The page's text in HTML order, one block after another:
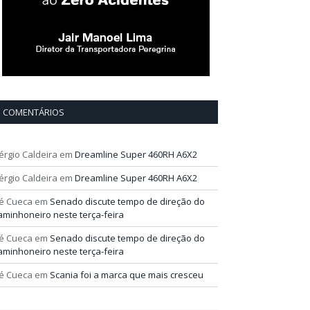
COMENTÁRIOS
Caldeira em Dreamline Super 460RH A6X2
Caldeira em Dreamline Super 460RH A6X2
Cueca em Senado discute tempo de direção do
neste terça-feira
Cueca em Senado discute tempo de direção do
neste terça-feira
Cueca em Scania foi a marca que mais cresceu